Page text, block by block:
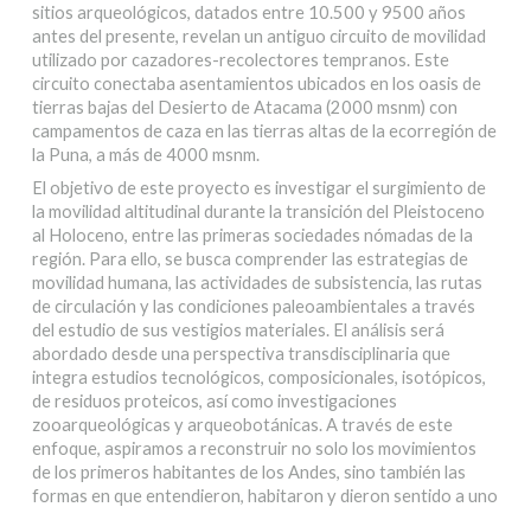
sitios arqueológicos, datados entre 10.500 y 9500 años
antes del presente, revelan un antiguo circuito de movilidad
utilizado por cazadores-recolectores tempranos. Este
circuito conectaba asentamientos ubicados en los oasis de
tierras bajas del Desierto de Atacama (2000 msnm) con
campamentos de caza en las tierras altas de la ecorregión de
la Puna, a más de 4000 msnm.
El objetivo de este proyecto es investigar el surgimiento de
la movilidad altitudinal durante la transición del Pleistoceno
al Holoceno, entre las primeras sociedades nómadas de la
región. Para ello, se busca comprender las estrategias de
movilidad humana, las actividades de subsistencia, las rutas
de circulación y las condiciones paleoambientales a través
del estudio de sus vestigios materiales. El análisis será
abordado desde una perspectiva transdisciplinaria que
integra estudios tecnológicos, composicionales, isotópicos,
de residuos proteicos, así como investigaciones
zooarqueológicas y arqueobotánicas. A través de este
enfoque, aspiramos a reconstruir no solo los movimientos
de los primeros habitantes de los Andes, sino también las
formas en que entendieron, habitaron y dieron sentido a uno